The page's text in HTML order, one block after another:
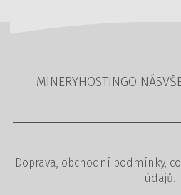
MINERYHOSTINGO NÁS
Doprava, obchodní podmínky,
údajů.